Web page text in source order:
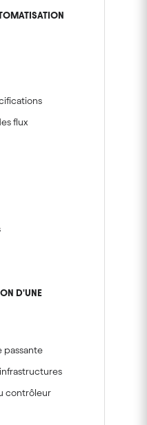
flux
D'UNE
passante
contrôleur